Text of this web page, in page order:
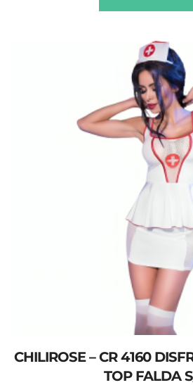
CHILIROSE – CR 4160
TOP FALDA